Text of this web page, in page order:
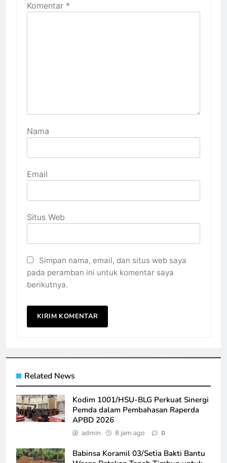
Komentar *
Nama
Email
Situs Web
Simpan nama, email, dan situs web saya
pada peramban ini untuk komentar saya
berikutnya.
Related News
Kodim 1001/HSU-BLG Perkuat Sinergi
Pemda dalam Pembahasan Raperda
APBD 2026
admin 8 jam ago 0
Babinsa Koramil 03/Setia Bakti Bantu